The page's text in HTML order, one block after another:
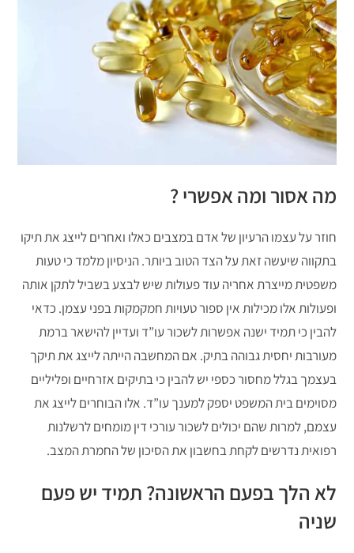
מה אסור ומה אפשרי ?
חוזר על עצמו הרעיון של אדם במצבים כאלו ואחרים לייצג את תיקו
בתקווה שיעשה זאת על הצד הטוב ביותר. הניסיון מלמד כי טעות
משפטית מייצרת אחריה עוד פעולות שיש לבצע בשביל לתקן אותה
ופעולות אלו מכילות אין ספור טעויות חמקמקות בפני עצמן. כדאי
להבין כי תמיד ישנה אפשרות לשכור עו”ד ועדיין להישאר ברמת
מעורבות יחסית גבוהה בתיק. אם המחשבה הייתה לייצג את תיקך
בעצמך בגלל מחסור כספי יש להבין כי בתיקים אזרחיים ופליליים
מסוימים בית המשפט יספק למענך עו”ד. אלו הבוחרים לייצג את
עצמם, למרות שהם יכולים לשכור עורכי דין מומחים לרשלנות
רפואית נדרשים לקחת בחשבון את הסיכון של החמרת המצב.
לא הלך בפעם הראשונה? תמיד יש פעם
שניה